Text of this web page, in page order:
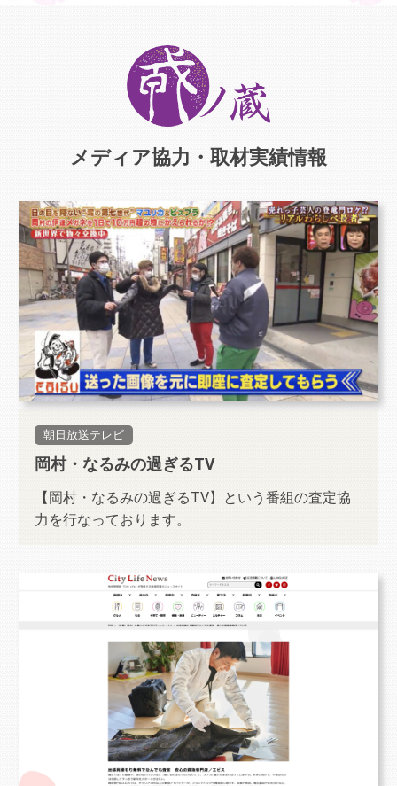
メディア協力・取材実績情報
朝日放送テレビ
岡村・なるみの過ぎるTV
【岡村・なるみの過ぎるTV】という番組の査定協
力を行なっております。